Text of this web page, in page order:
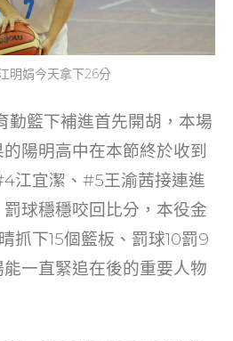
明娟今天拿下26分
勤籃下補進首先開胡，本場
陽明高中在本節終於收到
江宜潔、#5王渝茜接連進
球穩穩咬回比分，本役金
抓下15個籃板、罰球10罰9
一直緊追在後的重要人物